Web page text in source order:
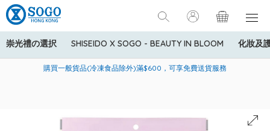
崇光禮の選択 SHISEIDO X SOGO - BEAUTY IN BLOOM 化妝及
美國運通Explorer®信用卡會員購物禮遇：高達5%簽賬回贈！
購買一般貨品(冷凍食品除外)滿$600，可享免費送貨服務
寄送中國內地服務只適用於指定商品，若訂單金額少於HK$600(折